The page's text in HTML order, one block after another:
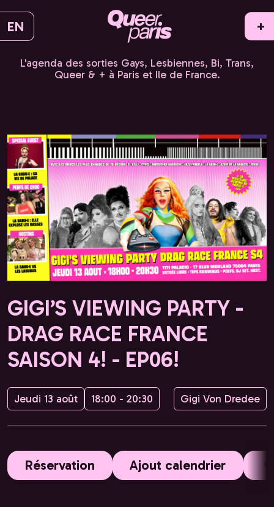
EN +
L'agenda des sorties Gays, Lesbiennes, Bi, Trans,
Queer & + à Paris et Ile de France.
GIGI’S VIEWING PARTY -
DRAG RACE FRANCE
SAISON 4! - EP06!
Jeudi 13 août 18:00 - 20:30 Gigi Von Dredee
Réservation Ajout calendrier